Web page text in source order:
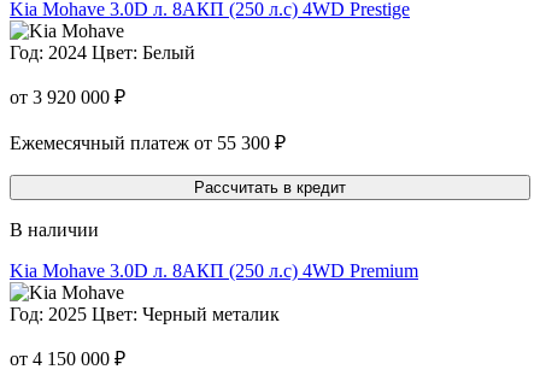
Kia Mohave 3.0D л. 8AКП (250 л.с) 4WD Prestige
Год: 2024 Цвет: Белый
от 3 920 000 ₽
Ежемесячный платеж от 55 300 ₽
Рассчитать в кредит
В наличии
Kia Mohave 3.0D л. 8AКП (250 л.с) 4WD Premium
Год: 2025 Цвет: Черный металик
от 4 150 000 ₽